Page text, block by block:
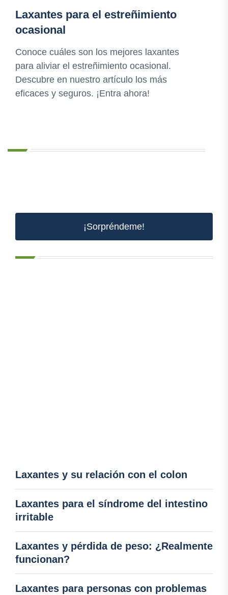
Laxantes para el estreñimiento
ocasional
Conoce cuáles son los mejores laxantes
para aliviar el estreñimiento ocasional.
Descubre en nuestro artículo los más
eficaces y seguros. ¡Entra ahora!
¡Sorpréndeme!
Laxantes y su relación con el colon
Laxantes para el síndrome del intestino
irritable
Laxantes y pérdida de peso: ¿Realmente
funcionan?
Laxantes para personas con problemas